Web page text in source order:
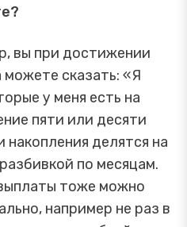
вы при достижении
можете сказать: «Я
у меня есть на
пяти или десяти
делятся на
по месяцам.
тоже можно
например не раз в